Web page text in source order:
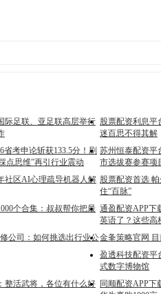
际足联、亚足联高层举行 股票配资利息平
迷百思不得其解
考申论斩获133.5分！刷
点思维”再引行业震动
苏州恒泰配资平
市选拔赛参赛项
社区AI心理疏导机器人解 股票配资首选
住“百脉”
个合集：叔叔帮你把最 通盈配资APP下
英语了？这些高
公司：如何挑选出行业公金夆策略官网
盈透科技配资平
式数字博物馆
整活武将，各位有什么好 同顺配资APP下